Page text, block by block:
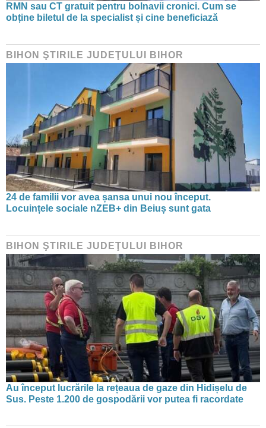
RMN sau CT gratuit pentru bolnavii cronici. Cum se
obține biletul de la specialist și cine beneficiază
BIHON ŞTIRILE JUDEŢULUI BIHOR
24 de familii vor avea șansa unui nou început.
Locuințele sociale nZEB+ din Beiuș sunt gata
BIHON ŞTIRILE JUDEŢULUI BIHOR
Au început lucrările la rețeaua de gaze din Hidișelu de
Sus. Peste 1.200 de gospodării vor putea fi racordate